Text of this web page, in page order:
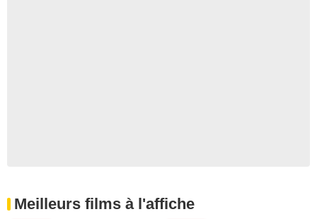
Meilleurs films à l'affiche